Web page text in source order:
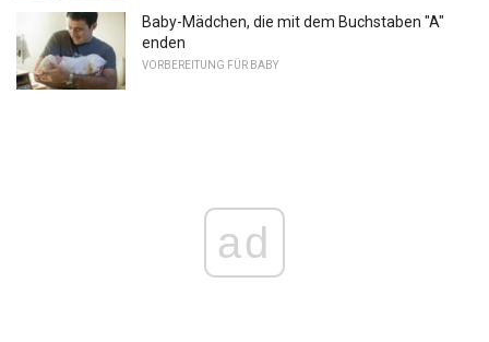
Baby-Mädchen, die mit dem Buchstaben "A"
enden
VORBEREITUNG FÜR BABY
ad